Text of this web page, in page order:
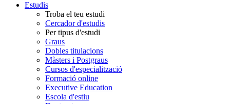
Estudis
Troba el teu estudi
Cercador d'estudis
Per tipus d'estudi
Graus
Dobles titulacions
Màsters i Postgraus
Cursos d'especialització
Formació online
Executive Education
Escola d'estiu